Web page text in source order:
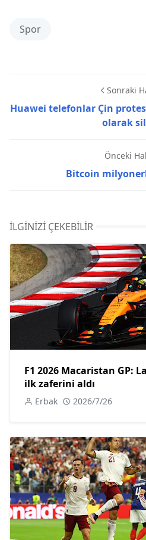
Spor
Sonraki
Huawei telefonlar Çin
olarak
Önceki
Bitcoin
İLGINIZI ÇEKEBILIR
F1 2026 Macaristan GP:
ilk zaferini aldı
Erbak 2026/7/26